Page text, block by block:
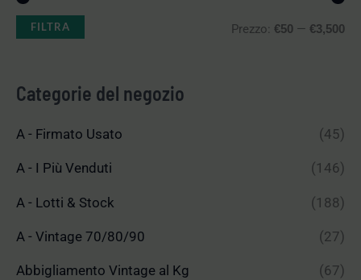
FILTRA Prezzo: €50 — €3,500
Categorie del negozio
A - Firmato Usato (45)
A - I Più Venduti (146)
A - Lotti & Stock (188)
A - Vintage 70/80/90 (27)
Abbigliamento Vintage al Kg (67)